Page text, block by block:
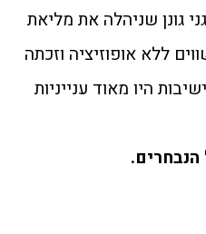
גונן שניהלה את מליאת
ללא אופוזיציה וזכתה
הישיבות היו מאוד ענייניות